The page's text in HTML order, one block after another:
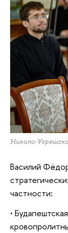
Николо-
Василий
частности:
•